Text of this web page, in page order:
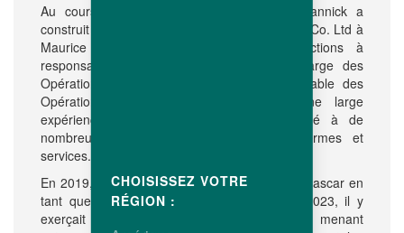
Au cours des 19 années qui ont suivi, Yannick a
construit une carrière solide au sein de Avipro Co. Ltd à
Maurice où il a occupé diverses fonctions à
responsabilités. Il a notamment été en charge des
Opérations Poulets de Chair, puis Responsable des
Opérations Parentales. Il y a acquis une large
expérience en management et a contribué à de
nombreux projets clés dans différentes fermes et
services.
En 2019, Yannick a rejoint Avitech SA à Madagascar en
tant que Directeur des Opérations. Depuis 2023, il y
exerçait les fonctions de Directeur Général, menant
CHOISISSEZ VOTRE
RÉGION :